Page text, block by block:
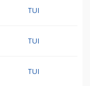
TUI
TUI
TUI